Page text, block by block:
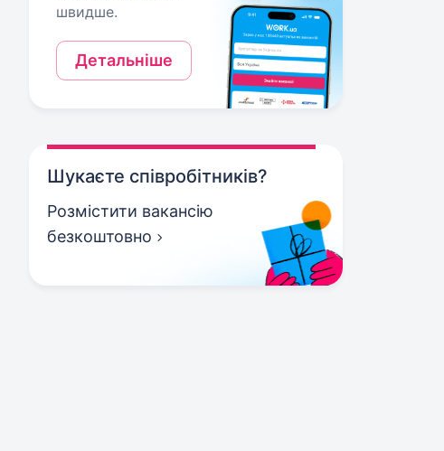
швидше.
Детальніше
Шукаєте співробітників?
Розмістити вакансію
безкоштовно